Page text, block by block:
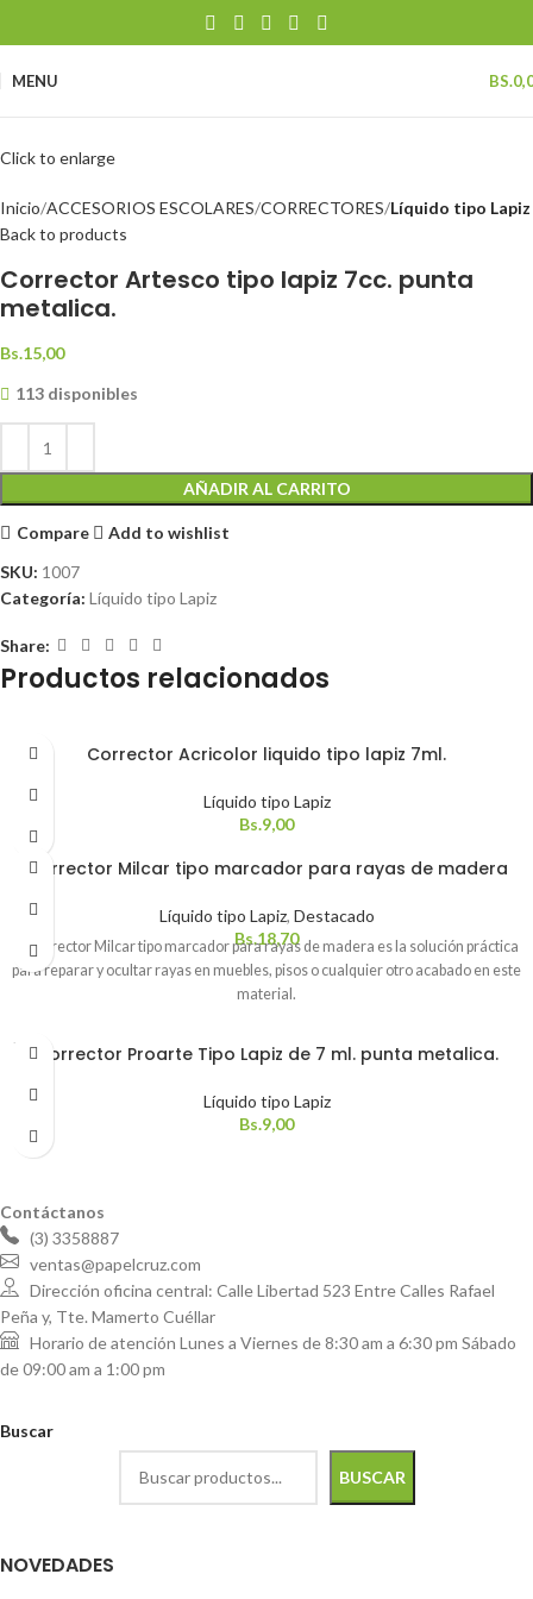
MENU BS.
Click to enlarge
Inicio ACCESORIOS ESCOLARES CORRECTORES Líquido tipo Lapiz
Back to products
Corrector Artesco tipo lapiz 7cc. punta
metalica.
Bs.15,00
113 disponibles
AÑADIR AL CARRITO
Compare
Add to wishlist
SKU: 1007
Categoría: Líquido tipo Lapiz
Share:
Productos relacionados
Corrector Acricolor liquido tipo lapiz 7ml.
Líquido tipo Lapiz
Bs.9,00
Corrector Milcar tipo marcador para rayas de madera
Líquido tipo Lapiz, Destacado
Bs.18,70
El corrector Milcar tipo marcador para rayas de madera es la solución práctica
para reparar y ocultar rayas en muebles, pisos o cualquier otro acabado en este
material.
SOLD
OUTCorrector Proarte Tipo Lapiz de 7 ml. punta metalica.
Líquido tipo Lapiz
Bs.9,00
Contáctanos
(3) 3358887
ventas@papelcruz.com
Dirección oficina central: Calle Libertad 523 Entre Calles Rafael
Peña y, Tte. Mamerto Cuéllar
Horario de atención Lunes a Viernes de 8:30 am a 6:30 pm Sábado
de 09:00 am a 1:00 pm
Buscar
BUSCAR
NOVEDADES